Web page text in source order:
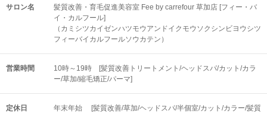
サロン名
髪質改善・育毛促進美容室 Fee by carrefour 草加店 [フィー・バ
イ・カルフール]
（カミシツカイゼンハツモウアンドイクモウソクシンビヨウシツ
フィーバイカルフールソウカテン）
営業時間
10時～19時 [髪質改善トリートメント/ヘッドスパ/カット/カラ
ー/草加/縮毛矯正/パーマ]
定休日
年末年始 [髪質改善/草加/ヘッドスパ/半個室/カット/カラー/髪質